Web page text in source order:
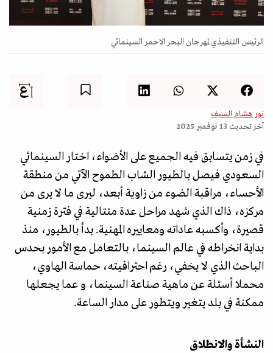
الرئيس التنفيذي لمهرجان البحر الاحمر السينمائي
نور هشام السيف
آخر تحديث 13 نوفمبر 2025
في زمن يتسابق فيه الجميع على الأضواء، اختار السينمائي
السعودي فيصل بالطيور الشاب الطموح الآتي من منطقة
الأحساء، مراقبة الضوء من زاوية أبعد، ليرى ما لا يرى من
مركزه، ذاك الذي شهد مراحل عدة متتالية في فترة زمنية
قصيرة، وأكسبه عاداته ومعاييره المهنية. بدأ بالطيور، منذ
بداية انخراطه في عالم السينما، بالتعامل مع الأمور بحدس
الباحث الذي لا يخفي، رغم احترافيته، حماسة الهاوي،
محملا أسئلة عن ماهية صناعة السينما، و عما يجعلها
ممكنة في بلد يتغير ويتطور على مدار الساعة.
النشأة والانطلاق